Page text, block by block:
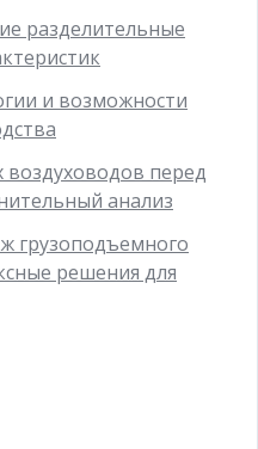
разделительные
и возможности
перед
анализ
грузоподъемного
решения для